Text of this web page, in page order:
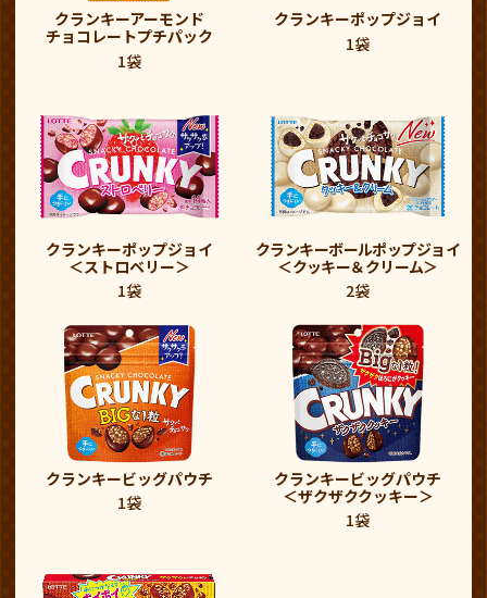
クランキーアーモンド
チョコレートプチパック
1袋
クランキーポップジョイ
1袋
クランキーポップジョイ
＜ストロベリー＞
1袋
クランキーボールポップジョイ
＜クッキー＆クリーム＞
2袋
クランキービッグパウチ
1袋
クランキービッグパウチ
＜ザクザククッキー＞
1袋